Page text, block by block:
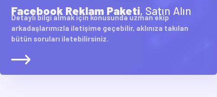
Facebook Reklam Paketi, Satın Alın
Detaylı bilgi almak için konusunda uzman ekip
arkadaşlarımızla iletişime geçebilir, aklınıza takılan
bütün soruları iletebilirsiniz.